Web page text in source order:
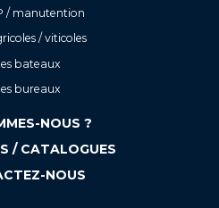
/ manutention
/ viticoles
bateaux
bureaux
NOUS ?
/ CATALOGUES
NOUS